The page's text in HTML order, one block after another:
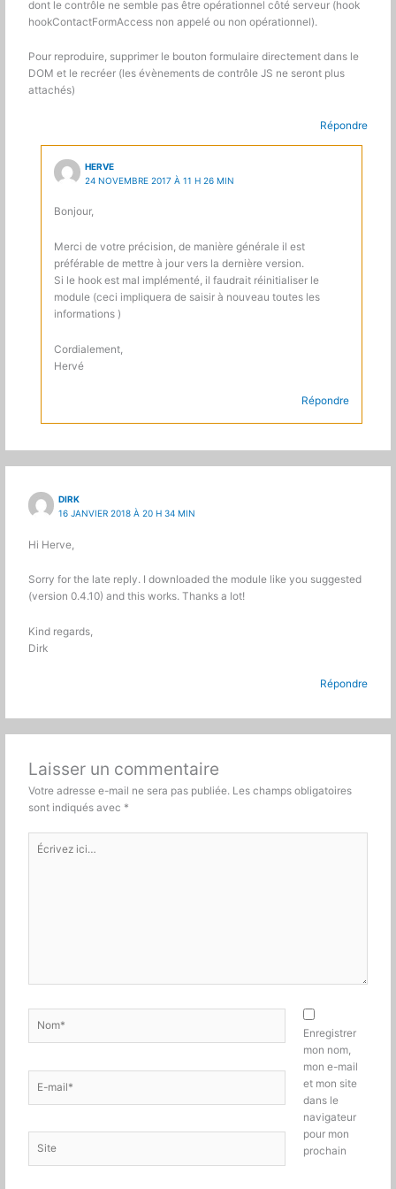
dont le contrôle ne semble pas être opérationnel côté serveur (hook
hookContactFormAccess non appelé ou non opérationnel).
Pour reproduire, supprimer le bouton formulaire directement dans le
DOM et le recréer (les évènements de contrôle JS ne seront plus
attachés)
Répondre
HERVE
24 NOVEMBRE 2017 À 11 H 26 MIN
Bonjour,
Merci de votre précision, de manière générale il est
préférable de mettre à jour vers la dernière version.
Si le hook est mal implémenté, il faudrait réinitialiser le
module (ceci impliquera de saisir à nouveau toutes les
informations )
Cordialement,
Hervé
Répondre
DIRK
16 JANVIER 2018 À 20 H 34 MIN
Hi Herve,
Sorry for the late reply. I downloaded the module like you suggested
(version 0.4.10) and this works. Thanks a lot!
Kind regards,
Dirk
Répondre
Laisser un commentaire
Votre adresse e-mail ne sera pas publiée. Les champs obligatoires
sont indiqués avec *
ici…
mail*
Enregistrer
mon nom,
mon e-mail
et mon site
dans le
navigateur
pour mon
prochain